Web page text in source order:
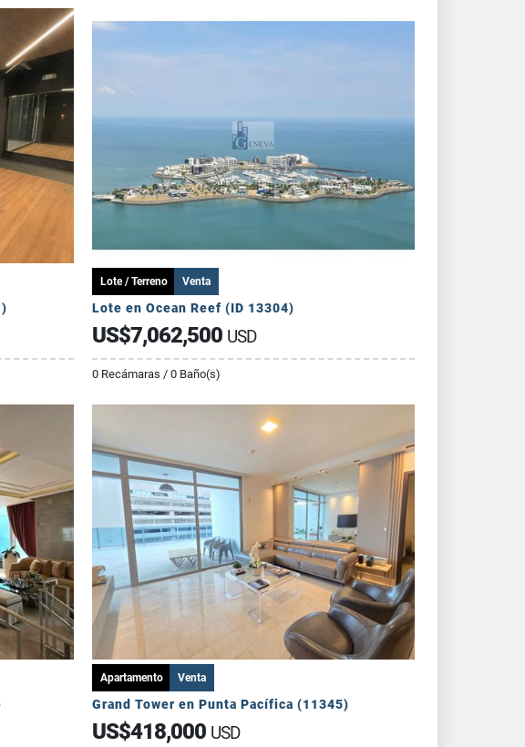
Lote / Terreno Venta
Lote en Ocean Reef (ID 13304)
US$7,062,500 USD
0 Recámaras / 0 Baño(s)
Apartamento Venta
Grand Tower en Punta Pacífica (11345)
US$418,000 USD